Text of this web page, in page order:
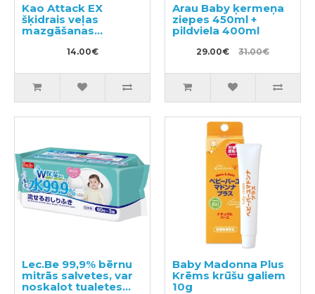
Kao Attack EX
šķidrais veļas
mazgāšanas
līdzeklis, pildviela
14.00€
Arau Baby ķermeņa
ziepes 450ml +
pildviela 400ml
29.00€ 31.00€
Lec.Be 99,9% bērnu
mitrās salvetes, var
noskalot tualetes
Baby Madonna Plus
Krēms krūšu galiem
10g